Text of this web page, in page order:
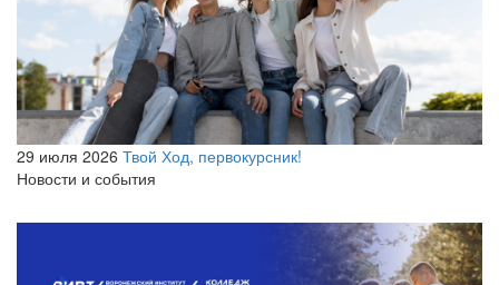
29 июля 2026 Твой Ход, первокурсник!
Новости и события